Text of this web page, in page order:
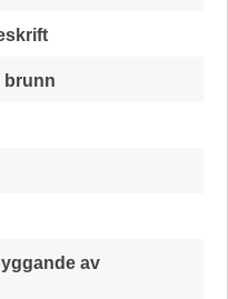
brunn
av